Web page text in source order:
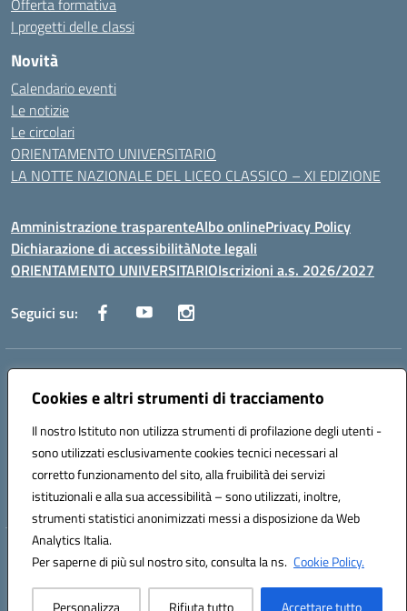
Cookies e altri strumenti di tracciamento
Il nostro Istituto non utilizza strumenti di profilazione degli utenti -
sono utilizzati esclusivamente cookies tecnici necessari al
corretto funzionamento del sito, alla fruibilità dei servizi
istituzionali e alla sua accessibilità – sono utilizzati, inoltre,
strumenti statistici anonimizzati messi a disposizione da Web
Analytics Italia.
Per saperne di più sul nostro sito, consulta la ns. Cookie Policy.
Personalizza Rifiuta tutto Accettare tutto
Offerta formativa
I progetti delle classi
Novità
Calendario eventi
Le notizie
Le circolari
ORIENTAMENTO UNIVERSITARIO
LA NOTTE NAZIONALE DEL LICEO CLASSICO – XI EDIZIONE
Amministrazione trasparenteAlbo onlinePrivacy Policy
Dichiarazione di accessibilitàNote legali
ORIENTAMENTO UNIVERSITARIOIscrizioni a.s. 2026/2027
Seguici su:
Indirizzo:
Centralino:0882 331218 Email:fgps210002@istruzione.it
Codice fiscale: 93071630714
Codice meccanografico:
FGPS210002
Codice unico di fatturazione (CUF): UF7W9K
Hosting & Powered by 3D Solution S.r.l.
Concept & Design by Designers Italia